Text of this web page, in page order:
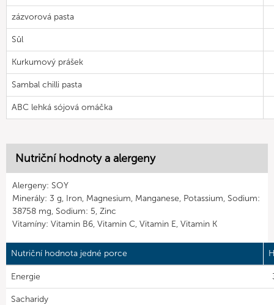
zázvorová pasta
Sůl
Kurkumový prášek
Sambal chilli pasta
ABC lehká sójová omáčka
Nutriční hodnoty a alergeny
Alergeny: SOY
Minerály: 3 g, Iron, Magnesium, Manganese, Potassium, Sodium:
38758 mg, Sodium: 5, Zinc
Vitamíny: Vitamin B6, Vitamin C, Vitamin E, Vitamin K
Nutriční hodnota jedné porce
Energie
Sacharidy